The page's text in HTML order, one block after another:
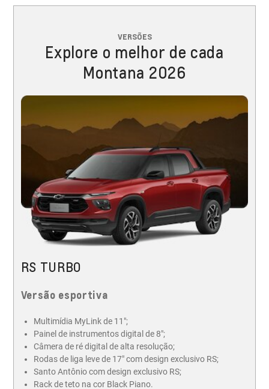
VERSÕES
Explore o melhor de cada
Montana 2026
RS TURBO
Versão esportiva
Multimídia MyLink de 11";
Painel de instrumentos digital de 8";
Câmera de ré digital de alta resolução;
Rodas de liga leve de 17" com design exclusivo RS;
Santo Antônio com design exclusivo RS;
Rack de teto na cor Black Piano.